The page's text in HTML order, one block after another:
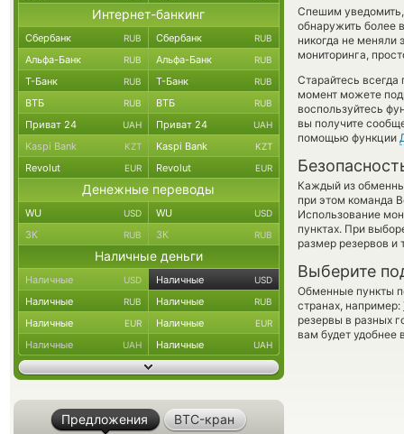
Спешим
обнаружить более
никогда не меняли
мониторинга,
Старайтесь
момент можете
воспользуйтесь
вы получите
помощью функции
Каждый из
при этом команда
Использование
пунктах. При
размер резервов и
Выберите
Обменные пункты
странах, например:
резервы в разных
вам будет удобнее
Интернет-банкинг
Сбербанк RUB Сбербанк RUB
Альфа-Банк RUB Альфа-Банк RUB
Т-Банк RUB Т-Банк RUB
ВТБ RUB ВТБ RUB
Приват 24 UAH Приват 24 UAH
Kaspi Bank KZT Kaspi Bank KZT
Revolut EUR Revolut EUR
Денежные переводы
WU USD WU USD
ЗК RUB ЗК RUB
Наличные деньги
Наличные USD Наличные USD
Наличные RUB Наличные RUB
Наличные EUR Наличные EUR
Наличные UAH Наличные UAH
Предложения BTC-кран